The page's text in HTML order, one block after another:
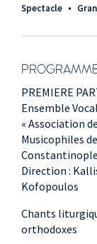
Spectacle •
PREMIERE
Ensemble
« Association
Musicophiles de
Direction :
Kofopoulos
Chants
orthodoxes